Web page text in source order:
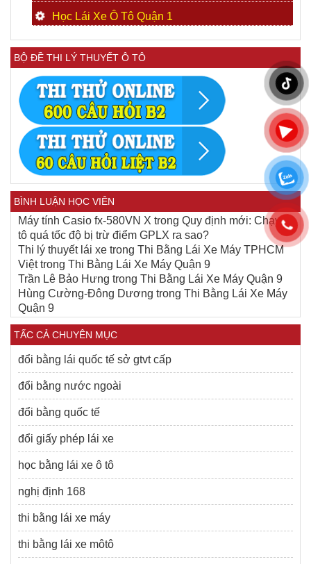
Học Lái Xe Ô Tô Quận 1
BỘ ĐỀ THI LÝ THUYẾT Ô TÔ
BÌNH LUẬN HỌC VIÊN
Máy tính Casio fx-580VN X trong Quy định mới: Chạy ô
tô quá tốc độ bị trừ điểm GPLX ra sao?
Thi lý thuyết lái xe trong Thi Bằng Lái Xe Máy TPHCM
Việttrong Thi Bằng Lái Xe Máy Quận 9
Trần Lê Bảo Hưng trong Thi Bằng Lái Xe Máy Quận 9
Hùng Cường-Đông Dương trong Thi Bằng Lái Xe Máy
Quận 9
TẤC CẢ CHUYÊN MỤC
đổi bằng lái quốc tế sở gtvt cấp
đổi bằng nước ngoài
đổi bằng quốc tế
đổi giấy phép lái xe
học bằng lái xe ô tô
nghị định 168
thi bằng lái xe máy
thi bằng lái xe môtô